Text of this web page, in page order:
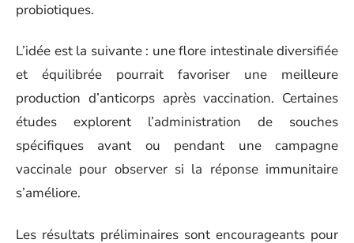
probiotiques.
L’idée est la suivante : une flore intestinale diversifiée
et équilibrée pourrait favoriser une meilleure
production d’anticorps après vaccination. Certaines
études explorent l’administration de souches
spécifiques avant ou pendant une campagne
vaccinale pour observer si la réponse immunitaire
s’améliore.
Les résultats préliminaires sont encourageants pour